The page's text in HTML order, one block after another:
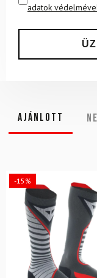
adatok
Ajánlott
-15%